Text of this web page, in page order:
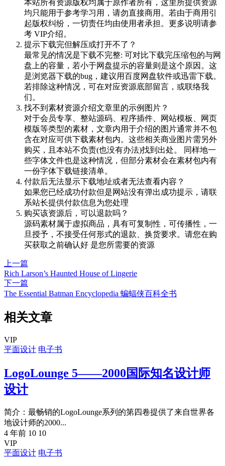
本站所有资源版权均属于原作者所有，这里所提供资源
均只能用于参考学习用，请勿直接商用。若由于商用引
起版权纠纷，一切责任均由使用者承担。更多说明请参
考 VIP介绍。
提示下载完但解压或打开不了？
最常见的情况是下载不完整: 可对比下载完压缩包的与网
盘上的容量，若小于网盘提示的容量则是这个原因。这
是浏览器下载的bug，建议用百度网盘软件或迅雷下载。
若排除这种情况，可在对应资源底部留言，或联络我
们。
找不到素材资源介绍文章里的示例图片？
对于会员专享、整站源码、程序插件、网站模板、网页
模版等类型的素材，文章内用于介绍的图片通常并不包
含在对应可供下载素材包内。这些相关商业图片需另外
购买，且本站不负责(也没有办法)找到出处。 同样地一
些字体文件也是这种情况，但部分素材会在素材包内有
一份字体下载链接清单。
付款后无法显示下载地址或者无法查看内容？
如果您已经成功付款但是网站没有弹出成功提示，请联
系站长提供付款信息为您处理
购买该资源后，可以退款吗？
源码素材属于虚拟商品，具有可复制性，可传播性，一
旦授予，不接受任何形式的退款、换货要求。请您在购
买获取之前确认好 是您所需要的资源
上一篇
Rich Larson’s Haunted House of Lingerie
下一篇
The Essential Batman Encyclopedia 蝙蝠侠百科全书
相关文章
VIP
平面设计 电子书
LogoLounge 5——2000国际知名设计师
设计
简介：最畅销的LogoLounge系列的第四卷提供了来自世界各
地设计师的2000...
4 年前 10 10
VIP
平面设计 电子书